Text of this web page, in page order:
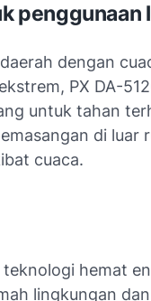
penggunaan
dengan
PX DA-
untuk tahan
di luar
cuaca.
hemat
lingkungan